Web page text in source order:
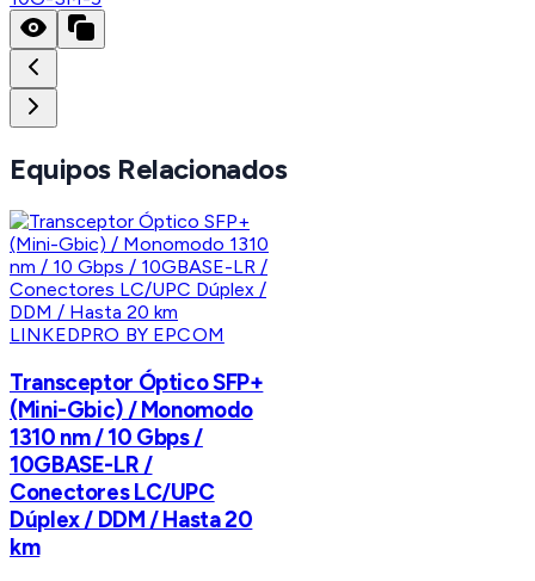
Equipos Relacionados
LINKEDPRO BY EPCOM
Transceptor Óptico SFP+
(Mini-Gbic) / Monomodo
1310 nm / 10 Gbps /
10GBASE-LR /
Conectores LC/UPC
Dúplex / DDM / Hasta 20
km